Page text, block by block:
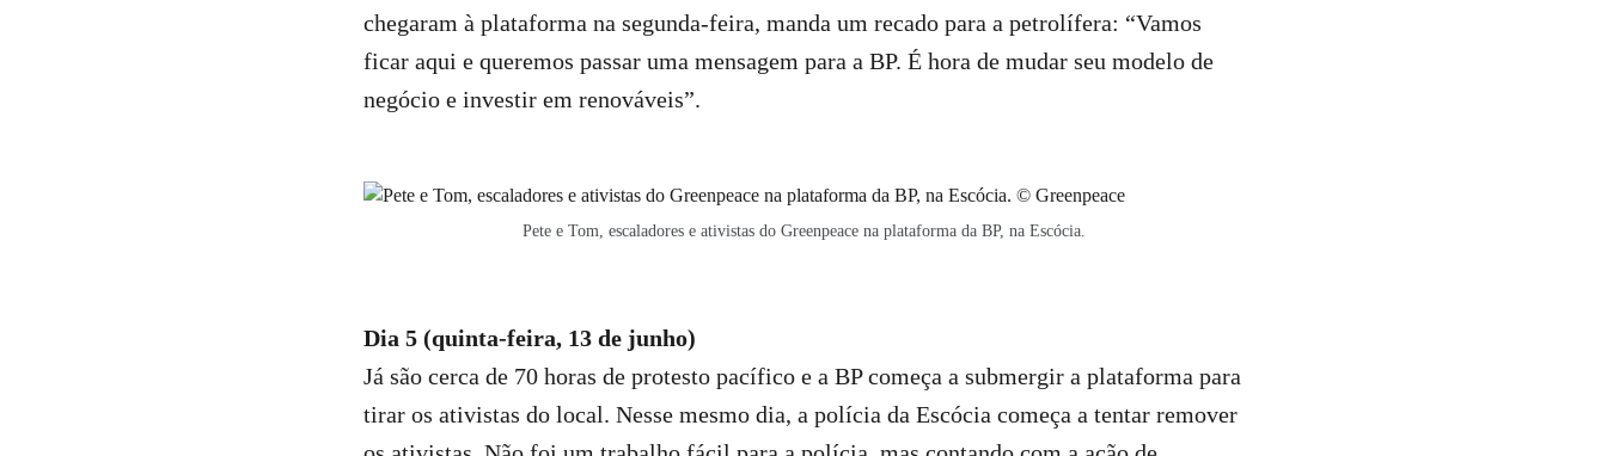
chegaram à plataforma na segunda-feira, manda um recado para a petrolífera: “Vamos
ficar aqui e queremos passar uma mensagem para a BP. É hora de mudar seu modelo de
negócio e investir em renováveis”.
Pete e Tom, escaladores e ativistas do Greenpeace na plataforma da BP, na Escócia.
Dia 5 (quinta-feira, 13 de junho)
Já são cerca de 70 horas de protesto pacífico e a BP começa a submergir a plataforma para
tirar os ativistas do local. Nesse mesmo dia, a polícia da Escócia começa a tentar remover